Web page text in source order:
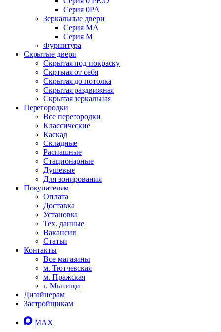
Серия 0PA
Зеркальные двери
Серия MA
Серия M
Фурнитура
Скрытые двери
Скрытая под покраску
Скртыая от себя
Скрытая до потолка
Скрытая раздвижная
Скрытая зеркальная
Перегородки
Все перегородки
Классические
Каскад
Складные
Распашные
Стационарные
Душевые
Для зонирования
Покупателям
Оплата
Доставка
Установка
Тех. данные
Вакансии
Статьи
Контакты
Все магазины
м. Тютчевская
м. Пражская
г. Мытищи
Дизайнерам
Застройщикам
MAX